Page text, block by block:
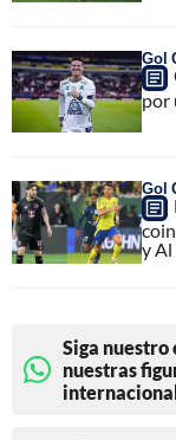
Gol
por
Gol
y Al
Siga nuestro
nuestras